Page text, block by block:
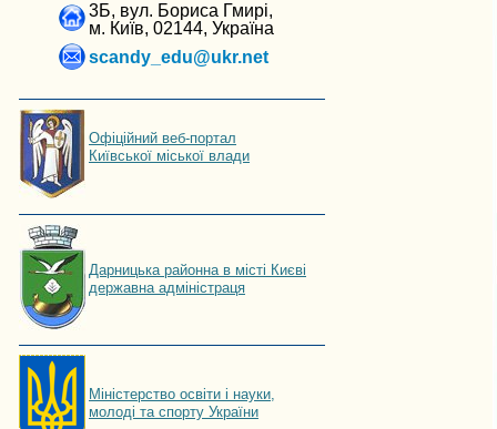
3Б, вул. Бориса Гмирі,
м. Київ, 02144, Україна
scandy_edu@ukr.net
Офіційний веб-портал
Київської міської влади
Дарницька районна в місті Києві
державна адміністраця
Мiнiстерство освiти і науки,
молоді та спорту України